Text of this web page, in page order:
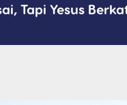
Tapi Yesus